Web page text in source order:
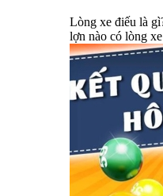
Lòng xe điếu là
lợn nào có lòng